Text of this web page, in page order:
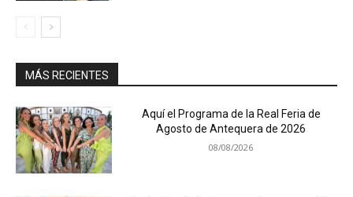
MÁS RECIENTES
Aquí el Programa de la Real Feria de
Agosto de Antequera de 2026
08/08/2026